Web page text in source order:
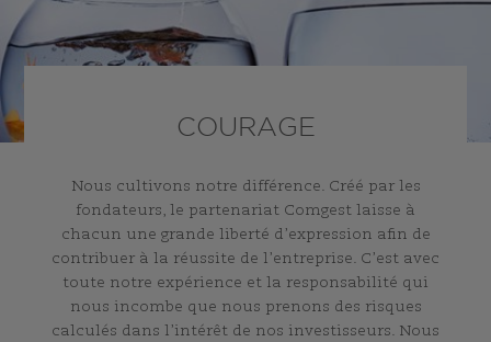
COURAGE
Nous cultivons notre différence. Créé par les
fondateurs, le partenariat Comgest laisse à
chacun une grande liberté d’expression afin de
contribuer à la réussite de l’entreprise. C’est avec
toute notre expérience et la responsabilité qui
nous incombe que nous prenons des risques
calculés dans l’intérêt de nos investisseurs. Nous